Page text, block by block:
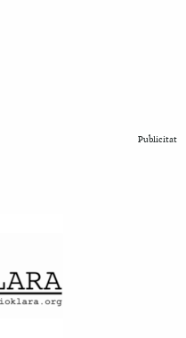
Publicitat